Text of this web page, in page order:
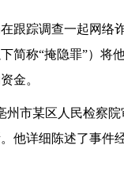
跟踪调查一起网
简称“掩隐罪”）将
金。
州市某区人民检察
他详细陈述了事件